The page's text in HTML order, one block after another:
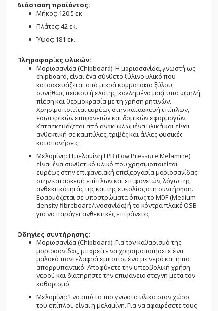
Διάσταση προϊόντος:
Μήκος: 120.5 εκ.
Πλάτος: 42 εκ.
Ύψος: 181 εκ.
Πληροφορίες υλικών:
Μοριοσανίδα (Chipboard): Η μοριοσανίδα, γνωστή ως
chipboard, είναι ένα σύνθετο ξύλινο υλικό που
κατασκευάζεται από μικρά κομματάκια ξύλου,
συνήθως πεύκου ή ελάτης, κολλημένα μαζί υπό υψηλή
πίεση και θερμοκρασία με τη χρήση ρητινών.
Χρησιμοποιείται ευρέως στην κατασκευή επίπλων,
εσωτερικών επιφανειών και δομικών εφαρμογών.
Κατασκευάζεται από ανακυκλωμένα υλικά και είναι
ανθεκτική σε καμπύλες, τριβές και άλλες φυσικές
καταπονήσεις.
Μελαμίνη: Η μελαμίνη LPB (Low Pressure Melamine)
είναι ένα συνθετικό υλικό που χρησιμοποιείται
ευρέως στην επιφανειακή επεξεργασία μοριοσανίδας
στην κατασκευή επίπλων και επιφανειών, λόγω της
ανθεκτικότητάς της και της ευκολίας στη συντήρηση.
Εφαρμόζεται σε υποστρώματα όπως το MDF (Medium-
density fibreboard/ινοσανίδα) ή το κόντρα πλακέ OSB
για να παράγει ανθεκτικές επιφάνειες.
Οδηγίες συντήρησης:
Μοριοσανίδα (Chipboard): Για τον καθαρισμό της
μοριοσανίδας, μπορείτε να χρησιμοποιήσετε ένα
μαλακό πανί ελαφρά εμποτισμένο με νερό και ήπιο
απορρυπαντικό. Αποφύγετε την υπερβολική χρήση
νερού και διατηρήστε την επιφάνεια στεγνή μετά τον
καθαρισμό.
Μελαμίνη: Ένα από τα πιο γνωστά υλικά στον χώρο
του επίπλου είναι η μελαμίνη. Για να αφαιρέσετε τους